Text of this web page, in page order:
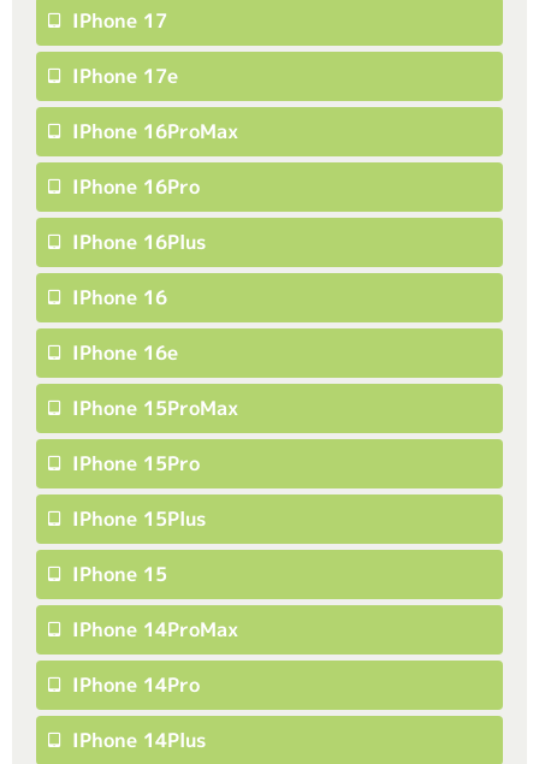
IPhone 17
IPhone 17e
IPhone 16ProMax
IPhone 16Pro
IPhone 16Plus
IPhone 16
IPhone 16e
IPhone 15ProMax
IPhone 15Pro
IPhone 15Plus
IPhone 15
IPhone 14ProMax
IPhone 14Pro
IPhone 14Plus